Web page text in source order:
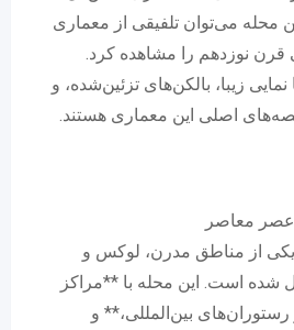
محله می‌توان تلفیقی از معماری
قرن نوزدهم را مشاهده کرد.
زیبا، بالکن‌های تزئین‌شده، و
اصلی این معماری هستند.
معاصر
یکی از مناطق مدرن، لوکس و
شده است. این محله با **مراکز
بین‌المللی،** و